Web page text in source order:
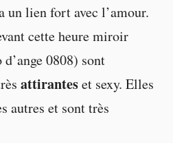
un lien fort avec l’amour.
cette heure miroir
0808) sont
attiranteset sexy. Elles
autres et sont très